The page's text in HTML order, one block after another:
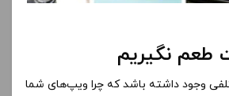
طعم نگیریم
وجود داشته باشد که چرا ویپ‌های شما